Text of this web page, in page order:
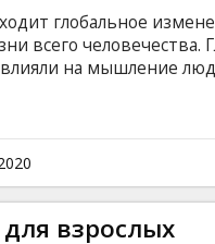
глобальное
всего человечества.
на мышление
самая популярная
спорта и галактических
латышском языке.
взрослых